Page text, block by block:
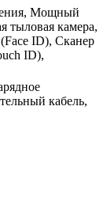
Мощный
тыловая камера,
ID), Сканер
ID),
кабель,